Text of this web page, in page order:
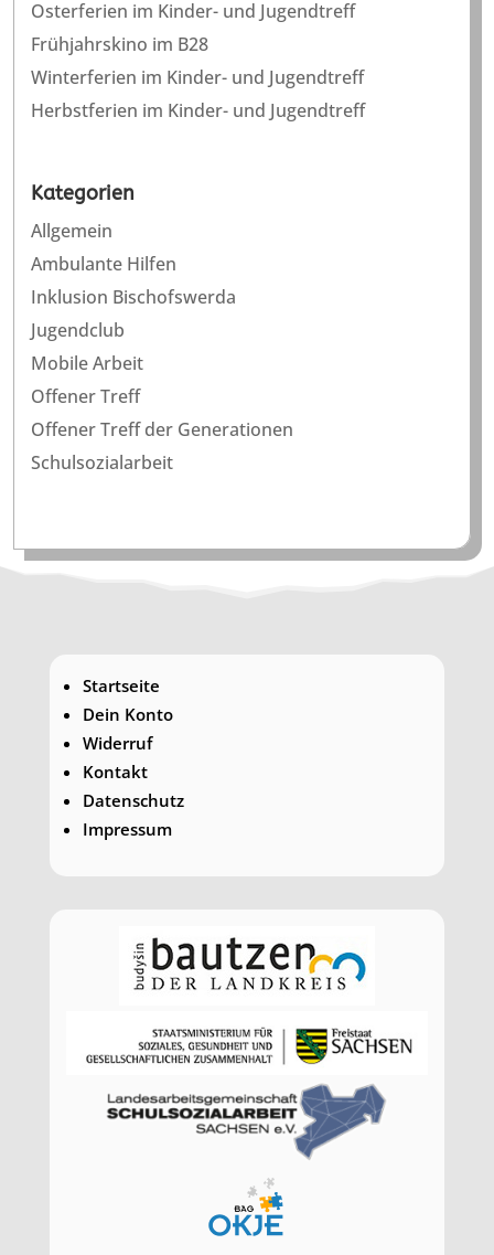
Osterferien im Kinder- und Jugendtreff
Frühjahrskino im B28
Winterferien im Kinder- und Jugendtreff
Herbstferien im Kinder- und Jugendtreff
Kategorien
Allgemein
Ambulante Hilfen
Inklusion Bischofswerda
Jugendclub
Mobile Arbeit
Offener Treff
Offener Treff der Generationen
Schulsozialarbeit
Startseite
Dein Konto
Widerruf
Kontakt
Datenschutz
Impressum